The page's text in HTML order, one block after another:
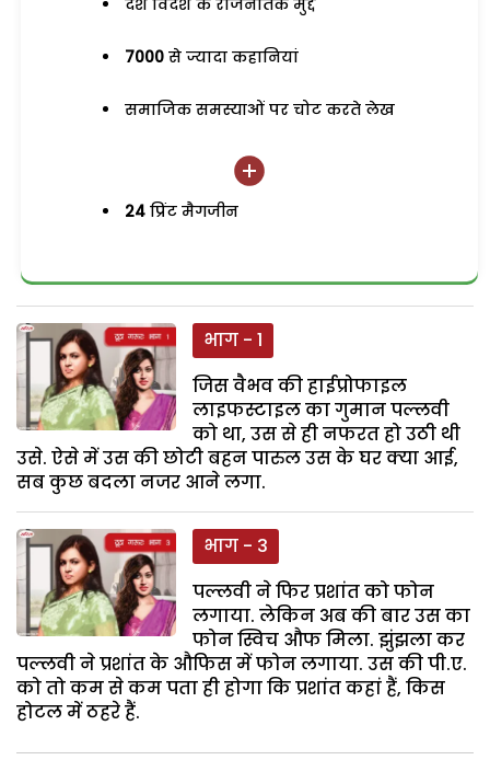
देश विदेश के राजनैतिक मुद्दे
7000 से ज्यादा कहानियां
समाजिक समस्याओं पर चोट करते लेख
24 प्रिंट मैगजीन
भाग - 1
जिस वैभव की हाईप्रोफाइल
लाइफस्टाइल का गुमान पल्लवी
को था, उस से ही नफरत हो उठी थी
उसे. ऐसे में उस की छोटी बहन पारुल उस के घर क्या आई,
सब कुछ बदला नजर आने लगा.
भाग - 3
पल्लवी ने फिर प्रशांत को फोन
लगाया. लेकिन अब की बार उस का
फोन स्विच औफ मिला. झुंझला कर
पल्लवी ने प्रशांत के औफिस में फोन लगाया. उस की पी.ए.
को तो कम से कम पता ही होगा कि प्रशांत कहां हैं, किस
होटल में ठहरे हैं.